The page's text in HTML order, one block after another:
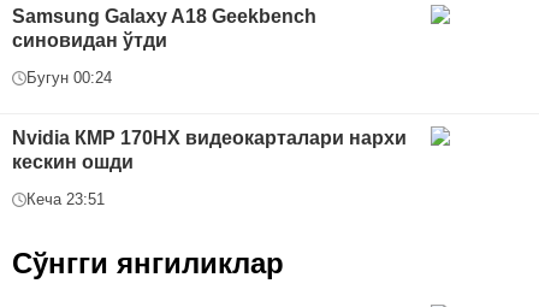
Samsung Galaxy A18 Geekbench
синовидан ўтди
Бугун 00:24
Nvidia КMP 170HX видеокарталари нархи
кескин ошди
Кеча 23:51
Сўнгги янгиликлар